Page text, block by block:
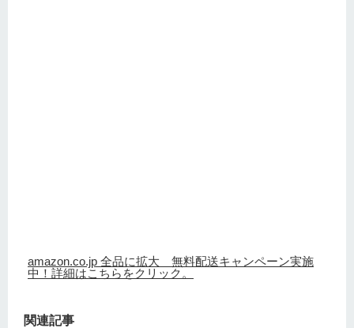
amazon.co.jp 全品に拡大 無料配送キャンペーン実施
中！詳細はこちらをクリック。
関連記事